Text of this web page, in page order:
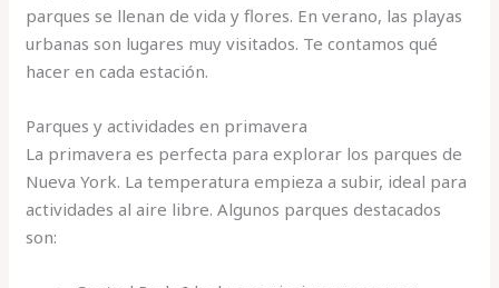
parques se llenan de vida y flores. En verano, las playas
urbanas son lugares muy visitados. Te contamos qué
hacer en cada estación.
Parques y actividades en primavera
La primavera es perfecta para explorar los parques de
Nueva York. La temperatura empieza a subir, ideal para
actividades al aire libre. Algunos parques destacados
son: